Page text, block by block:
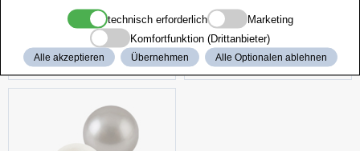
Hightech Seide Zangenständer
technisch erforderlich
Marketing
Komfortfunktion (Drittanbieter)
Alle akzeptieren Übernehmen Alle Optionalen ablehnen